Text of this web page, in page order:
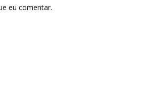
eu comentar.